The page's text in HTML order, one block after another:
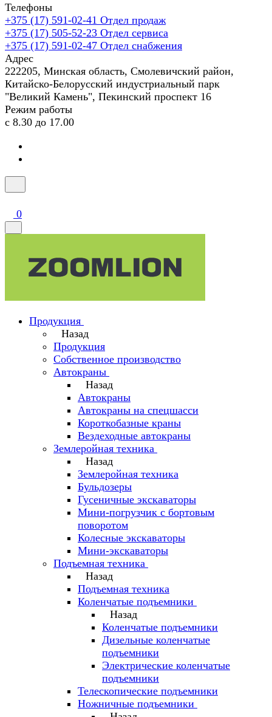
Телефоны
+375 (17) 591-02-41 Отдел продаж
+375 (17) 505-52-23 Отдел сервиса
+375 (17) 591-02-47 Отдел снабжения
Адрес
222205, Минская область, Смолевичский район,
Китайско-Белорусский индустриальный парк
"Великий Камень", Пекинский проспект 16
Режим работы
с 8.30 до 17.00
0
Продукция
Назад
Продукция
Собственное производство
Автокраны
Назад
Автокраны
Автокраны на спецшасси
Короткобазные краны
Вездеходные автокраны
Землеройная техника
Назад
Землеройная техника
Бульдозеры
Гусеничные экскаваторы
Мини-погрузчик с бортовым
поворотом
Колесные экскаваторы
Мини-экскаваторы
Подъемная техника
Назад
Подъемная техника
Коленчатые подъемники
Назад
Коленчатые подъемники
Дизельные коленчатые
подъемники
Электрические коленчатые
подъемники
Телескопические подъемники
Ножничные подъемники